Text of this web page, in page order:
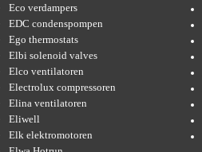
Eco verdampers
EDC condenspompen
Ego thermostats
Elbi solenoid valves
Elco ventilatoren
Electrolux compressoren
Elina ventilatoren
Eliwell
Elk elektromotoren